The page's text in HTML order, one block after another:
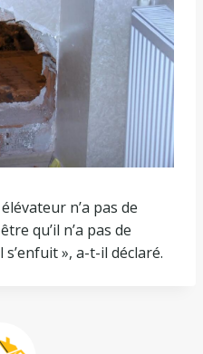
n’a pas de
qu’il n’a pas de
», a-t-il déclaré.